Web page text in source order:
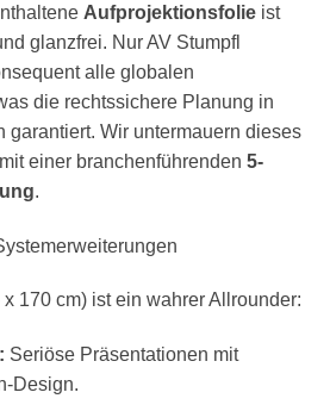
Aufprojektionsfolie ist
glanzfrei. Nur AV Stumpfl
alle globalen
die rechtssichere Planung in
garantiert. Wir untermauern dieses
einer branchenführenden 5-
.
170 cm) ist ein wahrer Allrounder:
Seriöse Präsentationen mit
Design.